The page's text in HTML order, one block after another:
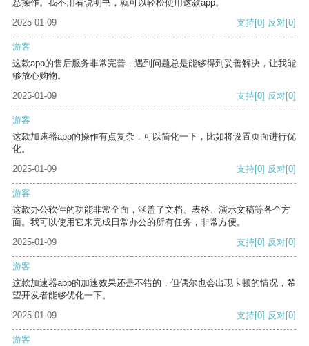
悉操作。我不用看说明书，就可以轻松使用这款app。
2025-01-09
支持[0] 反对[0]
游客
这款app的售后服务非常完善，遇到问题总是能够得到妥善解决，让我能
够放心购物。
2025-01-09
支持[0] 反对[0]
游客
这款加速器app的操作有点复杂，可以简化一下，比如将设置页面进行优
化。
2025-01-09
支持[0] 反对[0]
游客
这款办公软件的功能非常全面，涵盖了文档、表格、演示文稿等各个方
面。我可以使用它来完成日常办公的所有任务，非常方便。
2025-01-09
支持[0] 反对[0]
游客
这款加速器app的加速效果还是不错的，但偶尔也会出现卡顿的情况，希
望开发者能够优化一下。
2025-01-09
支持[0] 反对[0]
游客